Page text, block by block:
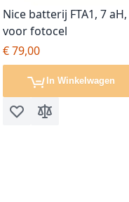
Nice batterij FTA1, 7 aH,
voor fotocel
€ 79,00
In Winkelwagen
Voeg toe aan verlanglijst
Toevoegen om te